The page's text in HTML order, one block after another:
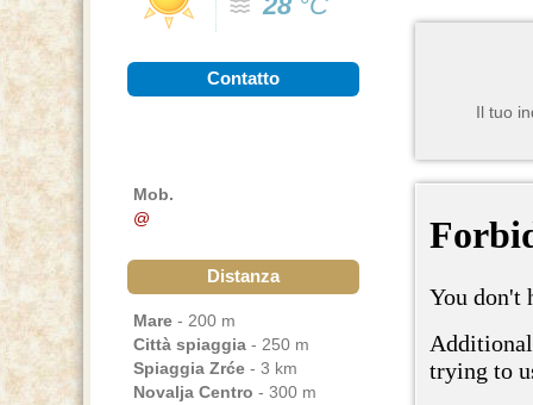
Contatto
Mob.
@
Distanza
Mare - 200 m
Città spiaggia - 250 m
Spiaggia Zrće - 3 km
Novalja Centro - 300 m
Il tuo